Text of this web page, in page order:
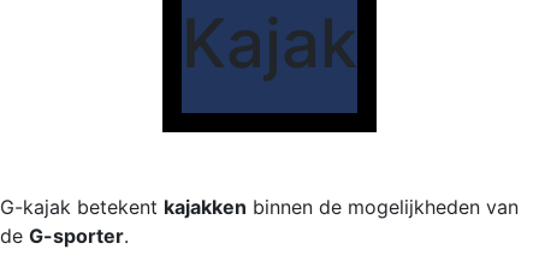
Kajak
G-kajak betekent kajakken binnen de mogelijkheden van
de G-sporter.